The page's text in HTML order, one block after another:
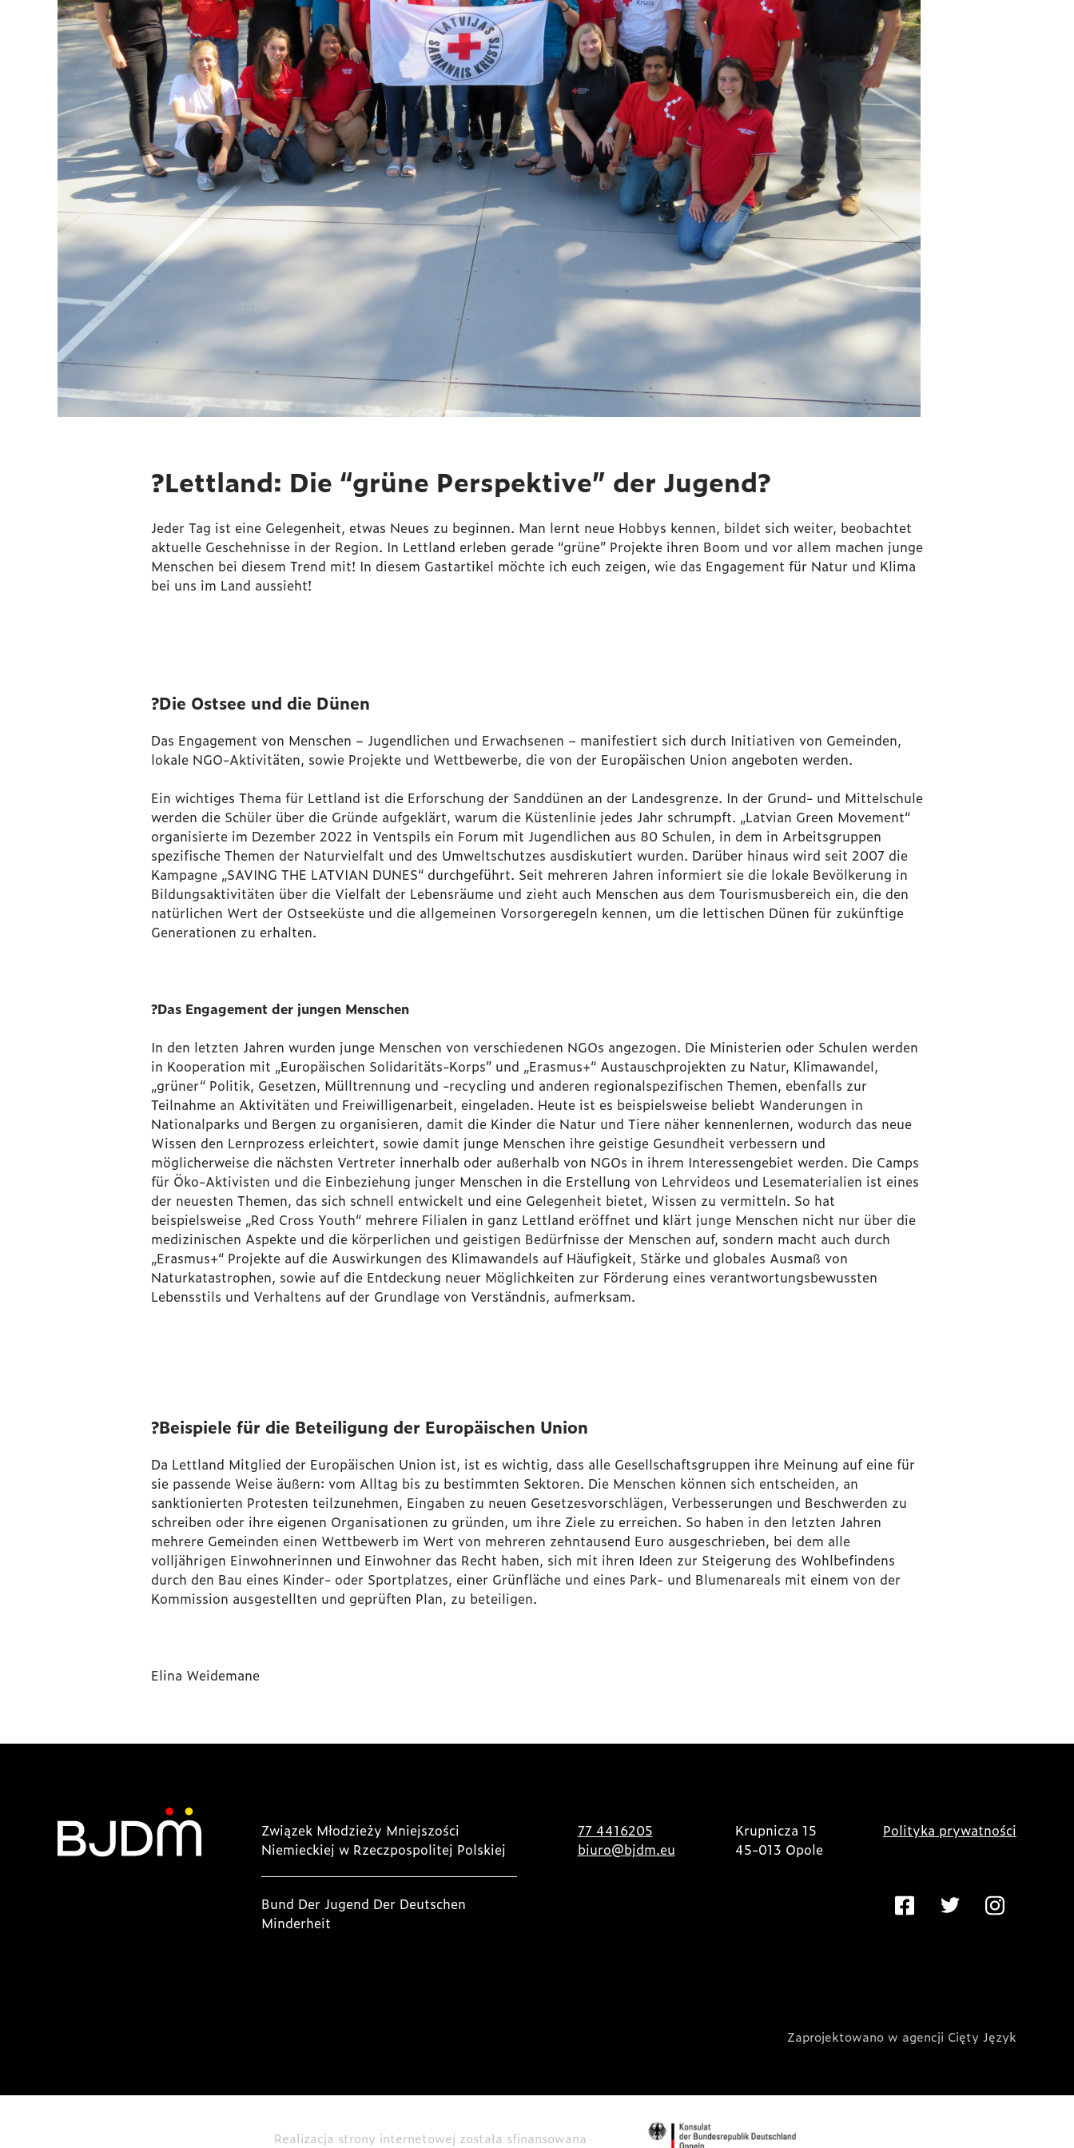
?Lettland: Die “grüne Perspektive” der Jugend?
Jeder Tag ist eine Gelegenheit, etwas Neues zu beginnen. Man lernt neue Hobbys kennen, bildet sich weiter, beobachtet
aktuelle Geschehnisse in der Region. In Lettland erleben gerade “grüne” Projekte ihren Boom und vor allem machen junge
Menschen bei diesem Trend mit! In diesem Gastartikel möchte ich euch zeigen, wie das Engagement für Natur und Klima
bei uns im Land aussieht!
?Die Ostsee und die Dünen
Das Engagement von Menschen – Jugendlichen und Erwachsenen – manifestiert sich durch Initiativen von Gemeinden,
lokale NGO-Aktivitäten, sowie Projekte und Wettbewerbe, die von der Europäischen Union angeboten werden.
Ein wichtiges Thema für Lettland ist die Erforschung der Sanddünen an der Landesgrenze. In der Grund- und Mittelschule
werden die Schüler über die Gründe aufgeklärt, warum die Küstenlinie jedes Jahr schrumpft. „Latvian Green Movement“
organisierte im Dezember 2022 in Ventspils ein Forum mit Jugendlichen aus 80 Schulen, in dem in Arbeitsgruppen
spezifische Themen der Naturvielfalt und des Umweltschutzes ausdiskutiert wurden. Darüber hinaus wird seit 2007 die
Kampagne „SAVING THE LATVIAN DUNES“ durchgeführt. Seit mehreren Jahren informiert sie die lokale Bevölkerung in
Bildungsaktivitäten über die Vielfalt der Lebensräume und zieht auch Menschen aus dem Tourismusbereich ein, die den
natürlichen Wert der Ostseeküste und die allgemeinen Vorsorgeregeln kennen, um die lettischen Dünen für zukünftige
Generationen zu erhalten.
?Das Engagement der jungen Menschen
In den letzten Jahren wurden junge Menschen von verschiedenen NGOs angezogen. Die Ministerien oder Schulen werden
in Kooperation mit „Europäischen Solidaritäts-Korps” und „Erasmus+“ Austauschprojekten zu Natur, Klimawandel,
„grüner“ Politik, Gesetzen, Mülltrennung und -recycling und anderen regionalspezifischen Themen, ebenfalls zur
Teilnahme an Aktivitäten und Freiwilligenarbeit, eingeladen. Heute ist es beispielsweise beliebt Wanderungen in
Nationalparks und Bergen zu organisieren, damit die Kinder die Natur und Tiere näher kennenlernen, wodurch das neue
Wissen den Lernprozess erleichtert, sowie damit junge Menschen ihre geistige Gesundheit verbessern und
möglicherweise die nächsten Vertreter innerhalb oder außerhalb von NGOs in ihrem Interessengebiet werden. Die Camps
für Öko-Aktivisten und die Einbeziehung junger Menschen in die Erstellung von Lehrvideos und Lesematerialien ist eines
der neuesten Themen, das sich schnell entwickelt und eine Gelegenheit bietet, Wissen zu vermitteln. So hat
beispielsweise „Red Cross Youth“ mehrere Filialen in ganz Lettland eröffnet und klärt junge Menschen nicht nur über die
medizinischen Aspekte und die körperlichen und geistigen Bedürfnisse der Menschen auf, sondern macht auch durch
„Erasmus+“ Projekte auf die Auswirkungen des Klimawandels auf Häufigkeit, Stärke und globales Ausmaß von
Naturkatastrophen, sowie auf die Entdeckung neuer Möglichkeiten zur Förderung eines verantwortungsbewussten
Lebensstils und Verhaltens auf der Grundlage von Verständnis, aufmerksam.
?Beispiele für die Beteiligung der Europäischen Union
Da Lettland Mitglied der Europäischen Union ist, ist es wichtig, dass alle Gesellschaftsgruppen ihre Meinung auf eine für
sie passende Weise äußern: vom Alltag bis zu bestimmten Sektoren. Die Menschen können sich entscheiden, an
sanktionierten Protesten teilzunehmen, Eingaben zu neuen Gesetzesvorschlägen, Verbesserungen und Beschwerden zu
schreiben oder ihre eigenen Organisationen zu gründen, um ihre Ziele zu erreichen. So haben in den letzten Jahren
mehrere Gemeinden einen Wettbewerb im Wert von mehreren zehntausend Euro ausgeschrieben, bei dem alle
volljährigen Einwohnerinnen und Einwohner das Recht haben, sich mit ihren Ideen zur Steigerung des Wohlbefindens
durch den Bau eines Kinder- oder Sportplatzes, einer Grünfläche und eines Park- und Blumenareals mit einem von der
Kommission ausgestellten und geprüften Plan, zu beteiligen.
Elina Weidemane
Związek Młodzieży Mniejszości
Niemieckiej w Rzeczpospolitej Polskiej
Bund Der Jugend Der Deutschen
Minderheit
77 4416205
biuro@bjdm.eu
Krupnicza 15
45-013 Opole
Polityka prywatności
Zaprojektowano w agencji Cięty Język
Realizacja strony internetowej została sfinansowana